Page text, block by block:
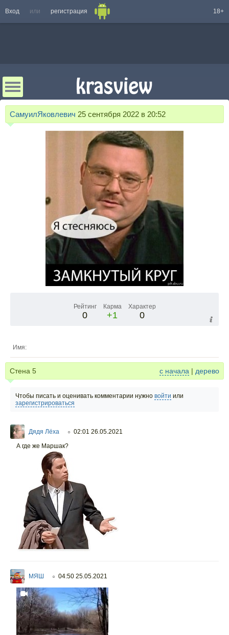
Вход или регистрация 18+
СамуилЯковлевич 25 сентября 2022 в 20:52
Рейтинг
0
Карма
+1
Характер
0
Имя:
Стена 5 с начала | дерево
Чтобы писать и оценивать комментарии нужно войти или
зарегистрироваться
Дядя Лёха ○ 02:01 26.05.2021
А где же Маршак?
МЯШ ○ 04:50 25.05.2021